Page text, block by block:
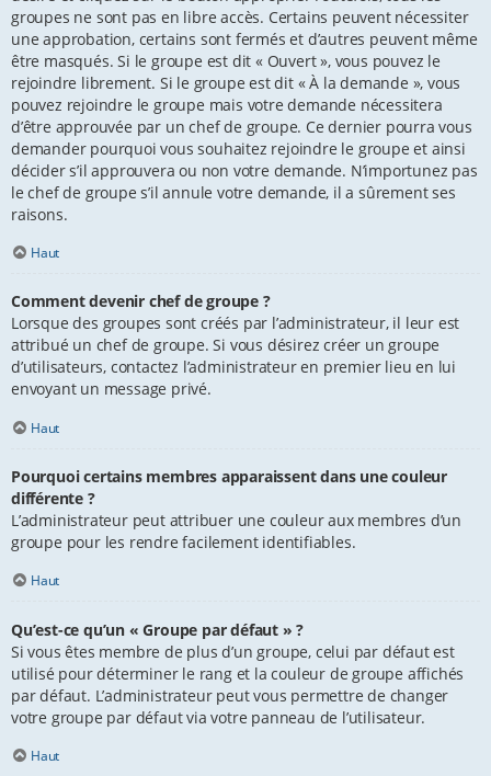
groupes ne sont pas en libre accès. Certains peuvent nécessiter
une approbation, certains sont fermés et d’autres peuvent même
être masqués. Si le groupe est dit « Ouvert », vous pouvez le
rejoindre librement. Si le groupe est dit « À la demande », vous
pouvez rejoindre le groupe mais votre demande nécessitera
d’être approuvée par un chef de groupe. Ce dernier pourra vous
demander pourquoi vous souhaitez rejoindre le groupe et ainsi
décider s’il approuvera ou non votre demande. N’importunez pas
le chef de groupe s’il annule votre demande, il a sûrement ses
raisons.
Haut
Comment devenir chef de groupe ?
Lorsque des groupes sont créés par l’administrateur, il leur est
attribué un chef de groupe. Si vous désirez créer un groupe
d’utilisateurs, contactez l’administrateur en premier lieu en lui
envoyant un message privé.
Haut
Pourquoi certains membres apparaissent dans une couleur
différente ?
L’administrateur peut attribuer une couleur aux membres d’un
groupe pour les rendre facilement identifiables.
Haut
Qu’est-ce qu’un « Groupe par défaut » ?
Si vous êtes membre de plus d’un groupe, celui par défaut est
utilisé pour déterminer le rang et la couleur de groupe affichés
par défaut. L’administrateur peut vous permettre de changer
votre groupe par défaut via votre panneau de l’utilisateur.
Haut